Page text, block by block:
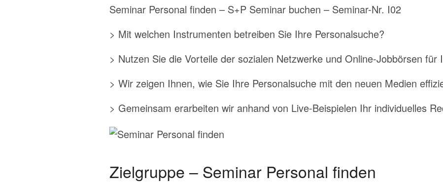
Seminar Personal finden – S+P Seminar buchen – Seminar-Nr. I02
> Mit welchen Instrumenten betreiben Sie Ihre Personalsuche?
> Nutzen Sie die Vorteile der sozialen Netzwerke und Online-Jobbörsen für
> Wir zeigen Ihnen, wie Sie Ihre Personalsuche mit den neuen Medien
> Gemeinsam erarbeiten wir anhand von Live-Beispielen Ihr individuelles
Zielgruppe – Seminar Personal finden